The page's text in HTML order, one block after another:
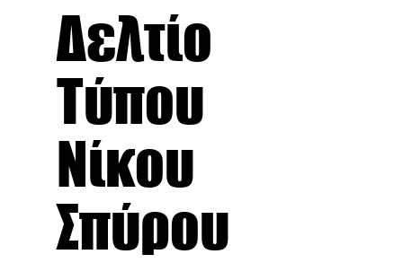
Δελτίο
Τύπου
Νίκου
Σπύρου